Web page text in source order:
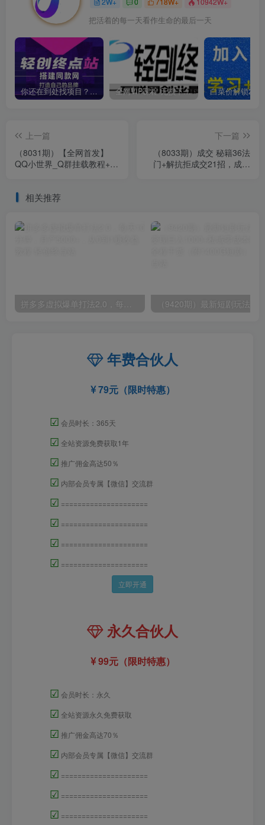
把活着的每一天看作生命的最后一天
你还在到处找项目？还在当韭菜？我靠卖项目一个月收入5万+，曾经我也是个失败者。 全网VIP课程 无损下载~
上一篇
（8031期）【全网首发】
QQ小世界_Q群挂载教程+引
下一篇
（8033期）成交 秘籍36法
门+解抗拒成交21招，成交
相关推荐
年费合伙人
79元（限时特惠）
☑ 会员时长：365天
☑ 全站资源免费获取1年
☑ 推广佣金高达50％
☑ 内部会员专属【微信】交流群
☑ =====================
☑ =====================
☑ =====================
☑ =====================
立即开通
永久合伙人
99元（限时特惠）
☑ 会员时长：永久
☑ 全站资源永久免费获取
☑ 推广佣金高达70％
☑ 内部会员专属【微信】交流群
☑ =====================
☑ =====================
☑ =====================